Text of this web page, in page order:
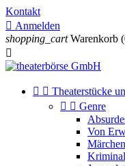
Kontakt
 Anmelden
shopping_cart Warenkorb

  Theaterstücke
  Genre
Von